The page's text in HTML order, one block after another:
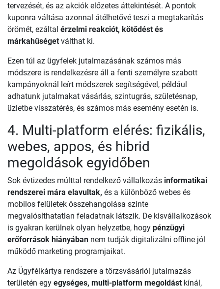
tervezését, és az akciók előzetes áttekintését. A pontok
kuponra váltása azonnal átélhetővé teszi a megtakarítás
örömét, ezáltal érzelmi reakciót, kötődést és
márkahűséget válthat ki.
Ezen túl az ügyfelek jutalmazásának számos más
módszere is rendelkezésre áll a fenti személyre szabott
kampányoknál leírt módszerek segítségével, például
adhatunk jutalmakat vásárlás, szintugrás, születésnap,
üzletbe visszatérés, és számos más esemény esetén is.
4. Multi-platform elérés: fizikális,
webes, appos, és hibrid
megoldások egyidőben
Sok évtizedes múlttal rendelkező vállalkozás informatikai
rendszerei mára elavultak, és a különböző webes és
mobilos felületek összehangolása szinte
megvalósíthatatlan feladatnak látszik. De kisvállalkozások
is gyakran kerülnek olyan helyzetbe, hogy pénzügyi
erőforrások hiányában nem tudják digitalizálni offline jól
működő marketing programjaikat.
Az Ügyfélkártya rendszere a törzsvásárlói jutalmazás
területén egy egységes, multi-platform megoldást kínál,